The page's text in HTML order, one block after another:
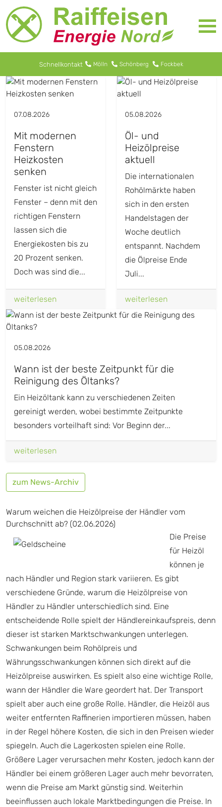
Schnellkontakt Mölln Schönberg Fockbek
07.08.2026
Mit modernen
Fenstern
Heizkosten
senken
Fenster ist nicht gleich
Fenster – denn mit den
richtigen Fenstern
lassen sich die
Energiekosten bis zu
20 Prozent senken.
Doch was sind die...
weiterlesen
05.08.2026
Öl- und
Heizölpreise
aktuell
Die internationalen
Rohölmärkte haben
sich in den ersten
Handelstagen der
Woche deutlich
entspannt. Nachdem
die Ölpreise Ende
Juli...
weiterlesen
05.08.2026
Wann ist der beste Zeitpunkt für die
Reinigung des Öltanks?
Ein Heizöltank kann zu verschiedenen Zeiten
gereinigt werden, wobei bestimmte Zeitpunkte
besonders vorteilhaft sind: Vor Beginn der...
weiterlesen
zum News-Archiv
Warum weichen die Heizölpreise der Händler vom
Durchschnitt ab? (02.06.2026)
Die Preise
für Heizöl
können je
nach Händler und Region stark variieren. Es gibt
verschiedene Gründe, warum die Heizölpreise von
Händler zu Händler unterschiedlich sind. Eine
entscheidende Rolle spielt der Händlereinkaufspreis, denn
dieser ist starken Marktschwankungen unterlegen.
Schwankungen beim Rohölpreis und
Währungsschwankungen können sich direkt auf die
Heizölpreise auswirken. Es spielt also eine wichtige Rolle,
wann der Händler die Ware geordert hat. Der Transport
spielt aber auch eine große Rolle. Händler, die Heizöl aus
weiter entfernten Raffinerien importieren müssen, haben
in der Regel höhere Kosten, die sich in den Preisen wieder
spiegeln. Auch die Lagerkosten spielen eine Rolle.
Größere Lager verursachen mehr Kosten, jedoch kann der
Händler bei einem größeren Lager auch mehr bevorraten,
wenn die Preise am Markt günstig sind. Weiterhin
beeinflussen auch lokale Marktbedingungen die Preise. In